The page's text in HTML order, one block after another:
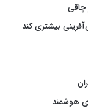
چاقی
بیشتری کند
هوشمند